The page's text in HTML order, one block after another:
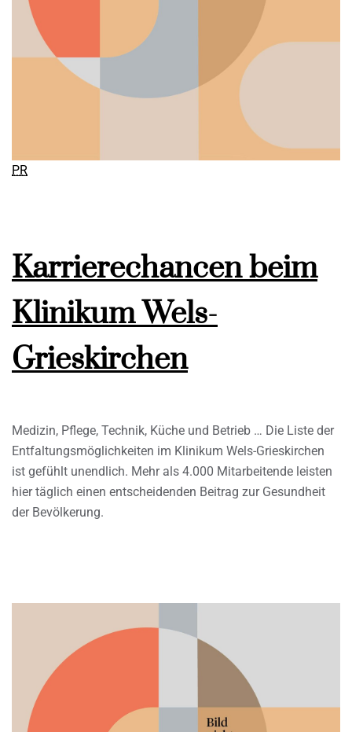
PR
Karrierechancen beim
Klinikum Wels-
Grieskirchen
Medizin, Pflege, Technik, Küche und Betrieb … Die Liste der
Entfaltungsmöglichkeiten im Klinikum Wels-Grieskirchen
ist gefühlt unendlich. Mehr als 4.000 Mitarbeitende leisten
hier täglich einen entscheidenden Beitrag zur Gesundheit
der Bevölkerung.